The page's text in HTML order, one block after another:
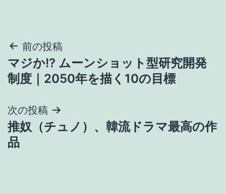
投
稿
ビ
ゲ
前の投稿
マジか!? ムーンショット型研究開発
制度｜2050年を描く10の目標
次の投稿
推奴（チュノ）、韓流ドラマ最高の作
品